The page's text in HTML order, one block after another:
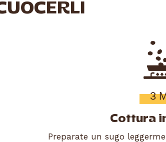
3
Cottura
Preparate un sugo